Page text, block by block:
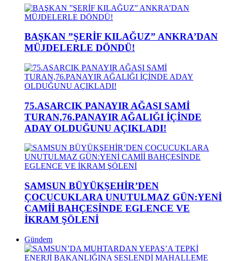
BAŞKAN ”ŞERİF KILAĞUZ” ANKRA’DAN
MÜJDELERLE DÖNDÜ!
75.ASARCIK PANAYIR AĞASI SAMİ
TURAN,76.PANAYIR AĞALIĞI İÇİNDE
ADAY OLDUĞUNU AÇIKLADI!
SAMSUN BÜYÜKŞEHİR’DEN
ÇOCUCUKLARA UNUTULMAZ GÜN:YENİ
CAMİİ BAHÇESİNDE EGLENCE VE
İKRAM ŞÖLENİ
Gündem